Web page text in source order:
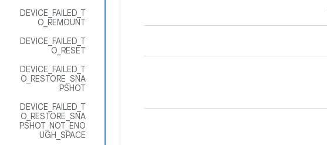
DEVICE_FAILED_T
O_REMOUNT
DEVICE_FAILED_T
O_RESET
DEVICE_FAILED_T
O_RESTORE_SNA
PSHOT
DEVICE_FAILED_T
O_RESTORE_SNA
PSHOT_NOT_ENO
UGH_SPACE